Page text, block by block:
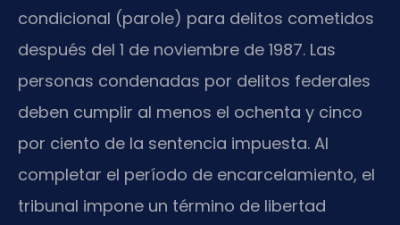
condicional (parole) para delitos cometidos
después del 1 de noviembre de 1987. Las
personas condenadas por delitos federales
deben cumplir al menos el ochenta y cinco
por ciento de la sentencia impuesta. Al
completar el período de encarcelamiento, el
tribunal impone un término de libertad